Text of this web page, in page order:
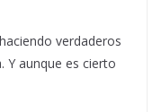
verdaderos
Y aunque es cierto